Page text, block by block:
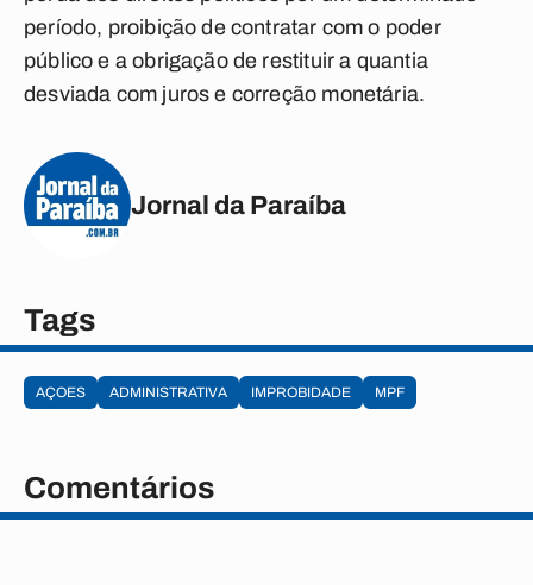
período, proibição de contratar com o poder
público e a obrigação de restituir a quantia
desviada com juros e correção monetária.
Jornal da Paraíba
Tags
AÇOES ADMINISTRATIVA IMPROBIDADE MPF
Comentários